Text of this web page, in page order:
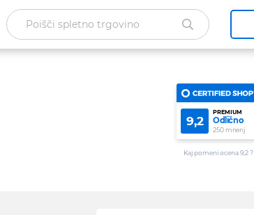
9,2
PREMIUM
Odlično
250 mnenj
Kaj pomeni ocena 9,2 ?